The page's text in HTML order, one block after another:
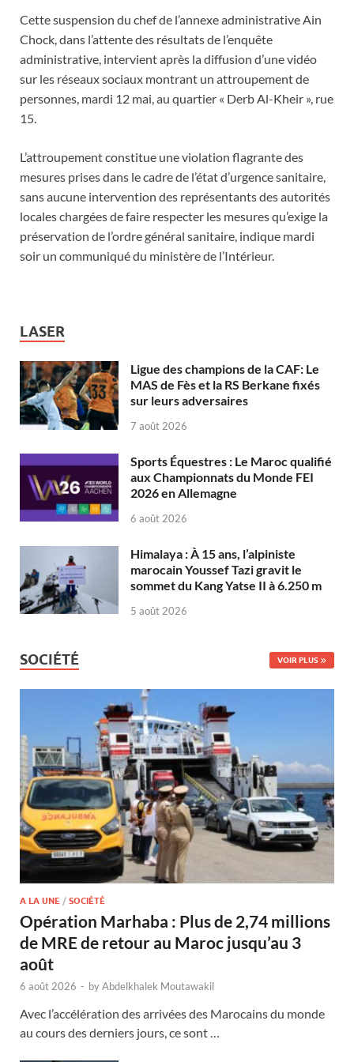
Cette suspension du chef de l’annexe administrative Ain
Chock, dans l’attente des résultats de l’enquête
administrative, intervient après la diffusion d’une vidéo
sur les réseaux sociaux montrant un attroupement de
personnes, mardi 12 mai, au quartier « Derb Al-Kheir », rue
15.
L’attroupement constitue une violation flagrante des
mesures prises dans le cadre de l’état d’urgence sanitaire,
sans aucune intervention des représentants des autorités
locales chargées de faire respecter les mesures qu’exige la
préservation de l’ordre général sanitaire, indique mardi
soir un communiqué du ministère de l’Intérieur.
LASER
Ligue des champions de la CAF: Le
MAS de Fès et la RS Berkane fixés
sur leurs adversaires
7 août 2026
Sports Équestres : Le Maroc qualifié
aux Championnats du Monde FEI
2026 en Allemagne
6 août 2026
Himalaya : À 15 ans, l’alpiniste
marocain Youssef Tazi gravit le
sommet du Kang Yatse II à 6.250 m
5 août 2026
SOCIÉTÉ VOIR PLUS
A LA UNE / SOCIÉTÉ
Opération Marhaba : Plus de 2,74 millions
de MRE de retour au Maroc jusqu’au 3
août
6 août 2026 - byAbdelkhalek Moutawakil
Avec l’accélération des arrivées des Marocains du monde
au cours des derniers jours, ce sont …